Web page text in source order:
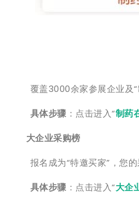
覆盖3000余家参展企业及“
具体步骤 ：点击进入“制药
大企业采购榜
报名成为“特邀买家”，您的
具体步骤 ：点击进入“大企